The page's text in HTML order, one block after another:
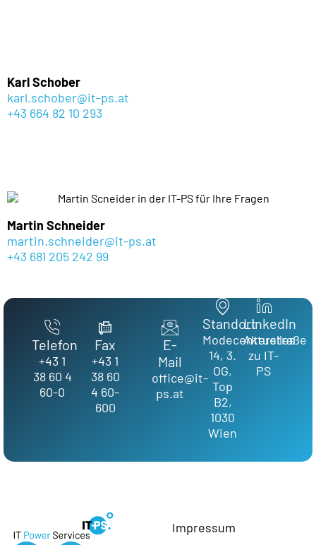
Karl Schober
karl.schober@it-ps.at
+43 664 82 10 293
Martin Schneider
martin.schneider@it-ps.at
+43 681 205 242 99
Telefon
+43 1
38 60 4
60-0
Fax
+43 1
38 60
4 60-
600
E-
Mail
office@it-
ps.at
Standort
Modecenterstraße
14, 3.
OG,
Top
B2,
1030
Wien
LinkedIn
Aktuelles
zu IT-
PS
Impressum